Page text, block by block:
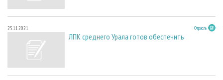
25.11.2021 Отрасль
ЛПК среднего Урала готов обеспечить